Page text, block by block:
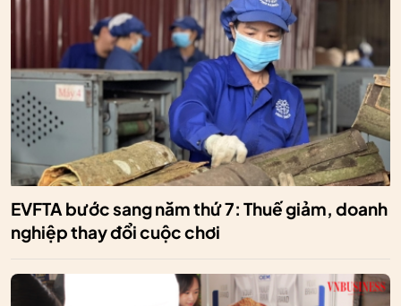
EVFTA bước sang năm thứ 7: Thuế giảm, doanh
nghiệp thay đổi cuộc chơi